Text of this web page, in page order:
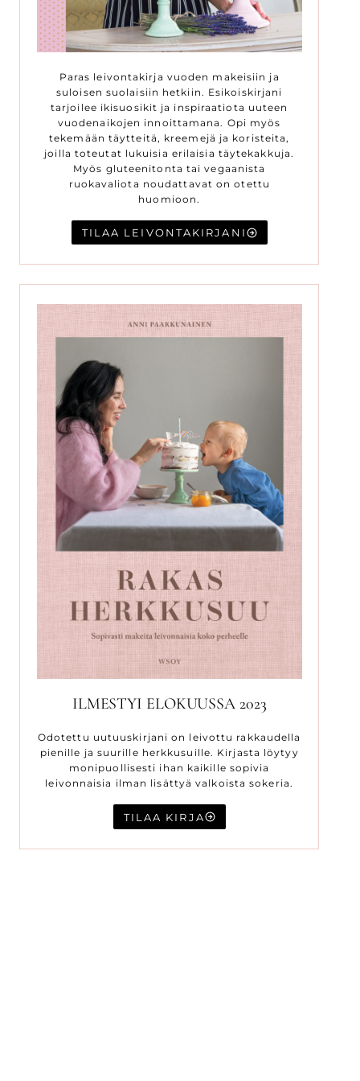
Paras leivontakirja vuoden makeisiin ja
suloisen suolaisiin hetkiin. Esikoiskirjani
tarjoilee ikisuosikit ja inspiraatiota uuteen
vuodenaikojen innoittamana. Opi myös
tekemään täytteitä, kreemejä ja koristeita,
joilla toteutat lukuisia erilaisia täytekakkuja.
Myös gluteenitonta tai vegaanista
ruokavaliota noudattavat on otettu
huomioon.
TILAA LEIVONTAKIRJANI
ILMESTYI ELOKUUSSA 2023
Odotettu uutuuskirjani on leivottu rakkaudella
pienille ja suurille herkkusuille. Kirjasta löytyy
monipuollisesti ihan kaikille sopivia
leivonnaisia ilman lisättyä valkoista sokeria.
TILAA KIRJA